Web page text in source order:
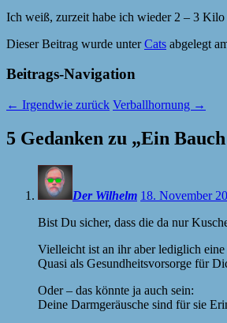
Ich weiß, zurzeit habe ich wieder 2 – 3
Dieser Beitrag wurde unterCats abgelegt
Beitrags-Navigation
← Irgendwie zurück Verballhornung →
5 Gedanken zu „Ein
Der Wilhelm 18. November
Bist Du sicher, dass die da nur
Vielleicht ist an ihr aber lediglich
Quasi als Gesundheitsvorsorge für
Oder – das könnte ja auch sein:
Deine Darmgeräusche sind für sie